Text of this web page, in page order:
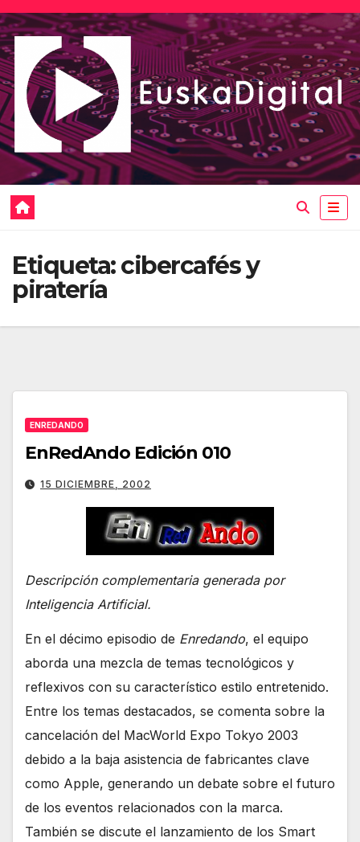
Saltar
al
contenido
Etiqueta:cibercafés y
piratería
ENREDANDO
EnRedAndo Edición 010
15 DICIEMBRE, 2002
Descripción complementaria generada por
Inteligencia Artificial.
En el décimo episodio de Enredando, el equipo
aborda una mezcla de temas tecnológicos y
reflexivos con su característico estilo entretenido.
Entre los temas destacados, se comenta sobre la
cancelación del MacWorld Expo Tokyo 2003
debido a la baja asistencia de fabricantes clave
como Apple, generando un debate sobre el futuro
de los eventos relacionados con la marca.
También se discute el lanzamiento de los Smart